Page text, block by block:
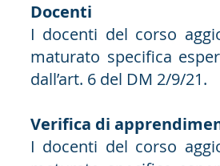
Docenti
I docenti del corso
maturato specifica
dall’art. 6 del DM 2/9/21.
Verifica di
I docenti del corso